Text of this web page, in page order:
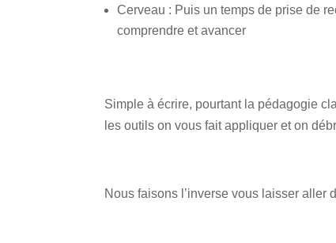
Cerveau : Puis un temps de prise de
comprendre et avancer
Simple à écrire, pourtant la pédagogie
les outils on vous fait appliquer et on
Nous faisons l’inverse vous laisser